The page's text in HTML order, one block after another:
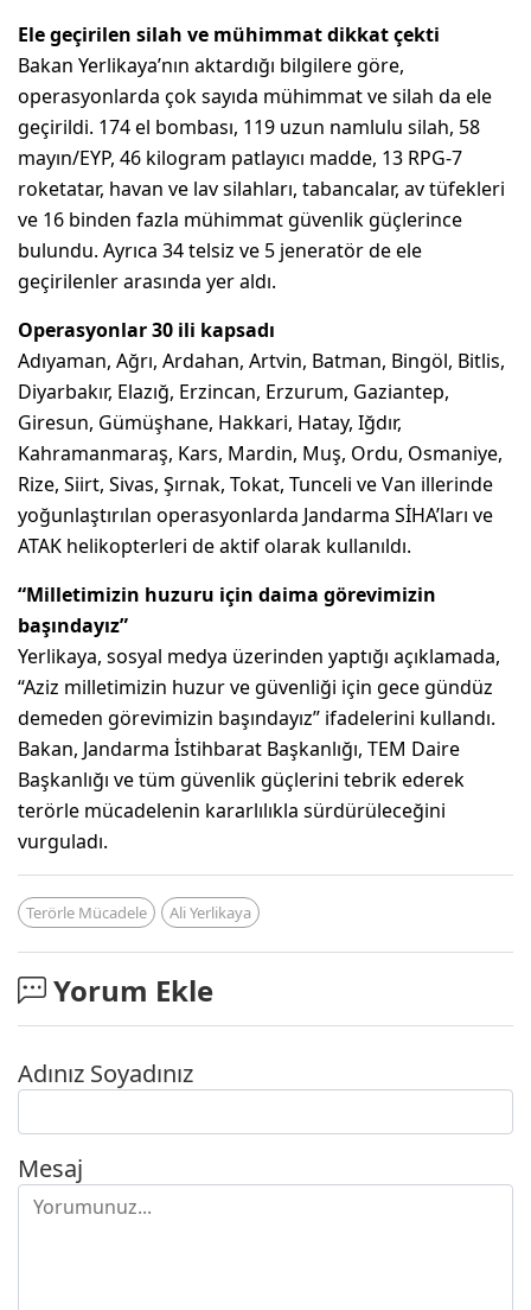
Ele geçirilen silah ve mühimmat dikkat çekti
Bakan Yerlikaya’nın aktardığı bilgilere göre,
operasyonlarda çok sayıda mühimmat ve silah da ele
geçirildi. 174 el bombası, 119 uzun namlulu silah, 58
mayın/EYP, 46 kilogram patlayıcı madde, 13 RPG-7
roketatar, havan ve lav silahları, tabancalar, av tüfekleri
ve 16 binden fazla mühimmat güvenlik güçlerince
bulundu. Ayrıca 34 telsiz ve 5 jeneratör de ele
geçirilenler arasında yer aldı.
Operasyonlar 30 ili kapsadı
Adıyaman, Ağrı, Ardahan, Artvin, Batman, Bingöl, Bitlis,
Diyarbakır, Elazığ, Erzincan, Erzurum, Gaziantep,
Giresun, Gümüşhane, Hakkari, Hatay, Iğdır,
Kahramanmaraş, Kars, Mardin, Muş, Ordu, Osmaniye,
Rize, Siirt, Sivas, Şırnak, Tokat, Tunceli ve Van illerinde
yoğunlaştırılan operasyonlarda Jandarma SİHA’ları ve
ATAK helikopterleri de aktif olarak kullanıldı.
“Milletimizin huzuru için daima görevimizin
başındayız”
Yerlikaya, sosyal medya üzerinden yaptığı açıklamada,
“Aziz milletimizin huzur ve güvenliği için gece gündüz
demeden görevimizin başındayız” ifadelerini kullandı.
Bakan, Jandarma İstihbarat Başkanlığı, TEM Daire
Başkanlığı ve tüm güvenlik güçlerini tebrik ederek
terörle mücadelenin kararlılıkla sürdürüleceğini
vurguladı.
Terörle Mücadele Ali Yerlikaya
Yorum Ekle
Adınız Soyadınız
Mesaj